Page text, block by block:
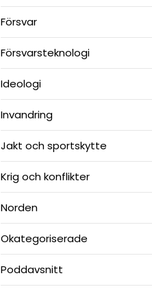
Försvar
Försvarsteknologi
Ideologi
Invandring
Jakt och sportskytte
Krig och konflikter
Norden
Okategoriserade
Poddavsnitt